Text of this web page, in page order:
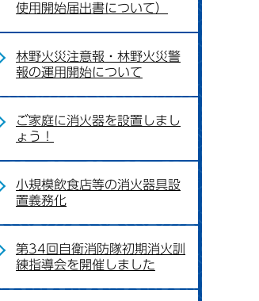
使用開始届出書について）
林野火災注意報・林野火災警
報の運用開始について
ご家庭に消火器を設置しまし
ょう！
小規模飲食店等の消火器具設
置義務化
第34回自衛消防隊初期消火訓
練指導会を開催しました